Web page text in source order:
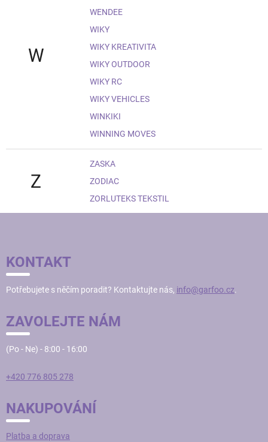
W
WENDEE
WIKY
WIKY KREATIVITA
WIKY OUTDOOR
WIKY RC
WIKY VEHICLES
WINKIKI
WINNING MOVES
Z
ZASKA
ZODIAC
ZORLUTEKS TEKSTIL
A
T
KONTAKT
Potřebujete s něčím poradit? Kontaktujte nás, info@garfoo.cz.
ZAVOLEJTE NÁM
(Po - Ne) - 8:00 - 16:00
+420 776 805 278
NAKUPOVÁNÍ
Platba a doprava